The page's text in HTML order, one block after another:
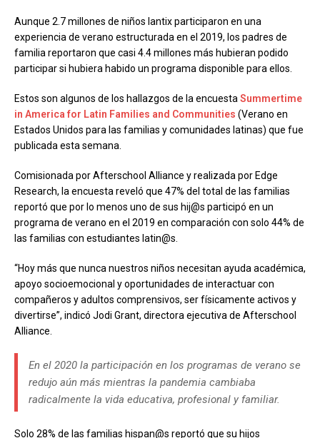
Aunque 2.7 millones de niños lantix participaron en una
experiencia de verano estructurada en el 2019, los padres de
familia reportaron que casi 4.4 millones más hubieran podido
participar si hubiera habido un programa disponible para ellos.
Estos son algunos de los hallazgos de la encuesta Summertime
in America for Latin Families and Communities (Verano en
Estados Unidos para las familias y comunidades latinas) que fue
publicada esta semana.
Comisionada por Afterschool Alliance y realizada por Edge
Research, la encuesta reveló que 47% del total de las familias
reportó que por lo menos uno de sus hij@s participó en un
programa de verano en el 2019 en comparación con solo 44% de
las familias con estudiantes latin@s.
“Hoy más que nunca nuestros niños necesitan ayuda académica,
apoyo socioemocional y oportunidades de interactuar con
compañeros y adultos comprensivos, ser físicamente activos y
divertirse”, indicó Jodi Grant, directora ejecutiva de Afterschool
Alliance.
En el 2020 la participación en los programas de verano se
redujo aún más mientras la pandemia cambiaba
radicalmente la vida educativa, profesional y familiar.
Solo 28% de las familias hispan@s reportó que su hijos